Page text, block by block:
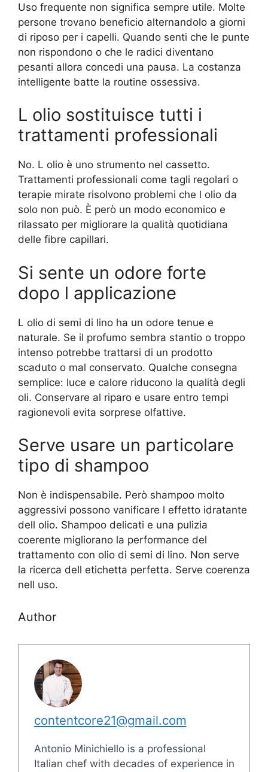
Uso frequente non significa sempre utile. Molte
persone trovano beneficio alternandolo a giorni
di riposo per i capelli. Quando senti che le punte
non rispondono o che le radici diventano
pesanti allora concedi una pausa. La costanza
intelligente batte la routine ossessiva.
L olio sostituisce tutti i
trattamenti professionali
No. L olio è uno strumento nel cassetto.
Trattamenti professionali come tagli regolari o
terapie mirate risolvono problemi che l olio da
solo non può. È però un modo economico e
rilassato per migliorare la qualità quotidiana
delle fibre capillari.
Si sente un odore forte
dopo l applicazione
L olio di semi di lino ha un odore tenue e
naturale. Se il profumo sembra stantio o troppo
intenso potrebbe trattarsi di un prodotto
scaduto o mal conservato. Qualche consegna
semplice: luce e calore riducono la qualità degli
oli. Conservare al riparo e usare entro tempi
ragionevoli evita sorprese olfattive.
Serve usare un particolare
tipo di shampoo
Non è indispensabile. Però shampoo molto
aggressivi possono vanificare l effetto idratante
dell olio. Shampoo delicati e una pulizia
coerente migliorano la performance del
trattamento con olio di semi di lino. Non serve
la ricerca dell etichetta perfetta. Serve coerenza
nell uso.
Author
contentcore21@gmail.com
Antonio Minichiello is a professional
Italian chef with decades of experience in